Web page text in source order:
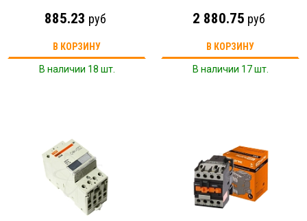
885.23 руб
В КОРЗИНУ
В наличии 18 шт.
2 880.75 руб
В КОРЗИНУ
В наличии 17 шт.